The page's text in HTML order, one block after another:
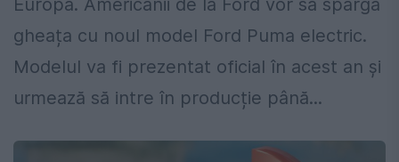
Europa. Americanii de la Ford vor să spargă
gheața cu noul model Ford Puma electric.
Modelul va fi prezentat oficial în acest an și
urmează să intre în producție până...